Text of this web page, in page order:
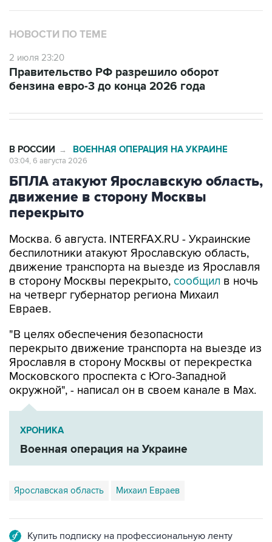
НОВОСТИ ПО ТЕМЕ
2 июля 23:20
Правительство РФ разрешило оборот
бензина евро-3 до конца 2026 года
В РОССИИ → ВОЕННАЯ ОПЕРАЦИЯ НА УКРАИНЕ
03:04, 6 августа 2026
БПЛА атакуют Ярославскую область,
движение в сторону Москвы
перекрыто
Москва. 6 августа. INTERFAX.RU - Украинские
беспилотники атакуют Ярославскую область,
движение транспорта на выезде из Ярославля
в сторону Москвы перекрыто, сообщил в ночь
на четверг губернатор региона Михаил
Евраев.
"В целях обеспечения безопасности
перекрыто движение транспорта на выезде из
Ярославля в сторону Москвы от перекрестка
Московского проспекта с Юго-Западной
окружной", - написал он в своем канале в Мах.
ХРОНИКА
Военная операция на Украине
Ярославская область Михаил Евраев
Купить подписку на профессиональную ленту